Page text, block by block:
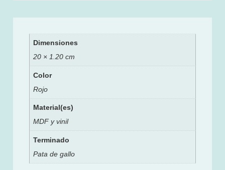
Dimensiones
20 × 1.20 cm
Color
Rojo
Material(es)
MDF y vinil
Terminado
Pata de gallo